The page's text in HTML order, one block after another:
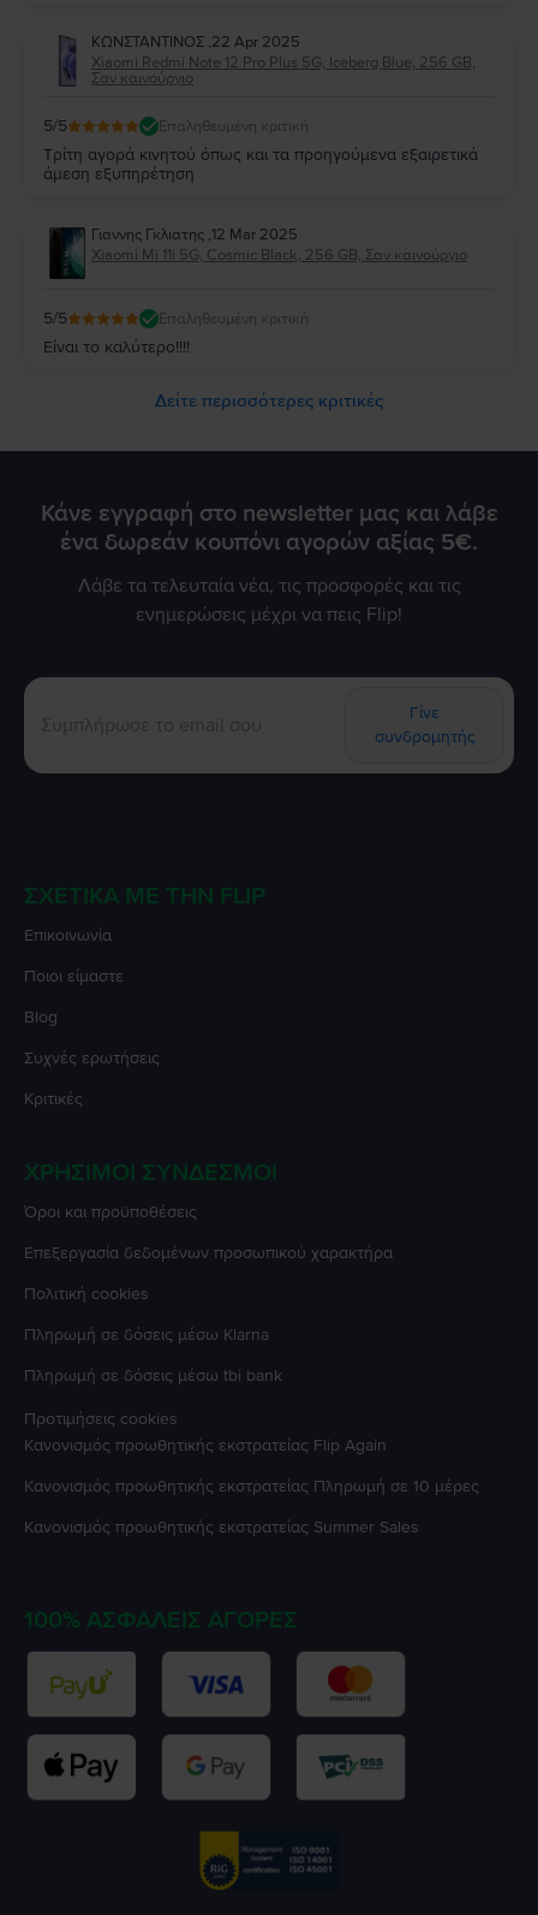
ΚΩΝΣΤΑΝΤΙΝΟΣ ,22 Apr 2025
Xiaomi Redmi Note 12 Pro Plus 5G, Iceberg Blue, 256 GB,
Σαν καινούργιο
5/5 Επαληθευμένη κριτική
Τρίτη αγορά κινητού όπως και τα προηγούμενα εξαιρετικά
άμεση εξυπηρέτηση
Γιαννης Γκλιατης ,12 Mar 2025
Xiaomi Mi 11i 5G, Cosmic Black, 256 GB, Σαν καινούργιο
5/5 Επαληθευμένη κριτική
Είναι το καλύτερο!!!!
Δείτε περισσότερες κριτικές
Κάνε εγγραφή στο newsletter μας και λάβε
ένα δωρεάν κουπόνι αγορών αξίας 5€.
Λάβε τα τελευταία νέα, τις προσφορές και τις
ενημερώσεις μέχρι να πεις Flip!
Γίνε
συνδρομητής
ΣΧΕΤΙΚΆ ΜΕ ΤΗΝ FLIP
Επικοινωνία
Ποιοι είμαστε
Blog
Συχνές ερωτήσεις
Κριτικές
ΧΡΉΣΙΜΟΙ ΣΎΝΔΕΣΜΟΙ
Όροι και προϋποθέσεις
Επεξεργασία δεδομένων προσωπικού χαρακτήρα
Πολιτική cookies
Πληρωμή σε δόσεις μέσω Klarna
Πληρωμή σε δόσεις μέσω tbi bank
Προτιμήσεις cookies
Κανονισμός προωθητικής εκστρατείας Flip Again
Κανονισμός προωθητικής εκστρατείας Πληρωμή σε 10 μέρες
Κανονισμός προωθητικής εκστρατείας Summer Sales
100% ΑΣΦΑΛΕΊΣ ΑΓΟΡΈΣ